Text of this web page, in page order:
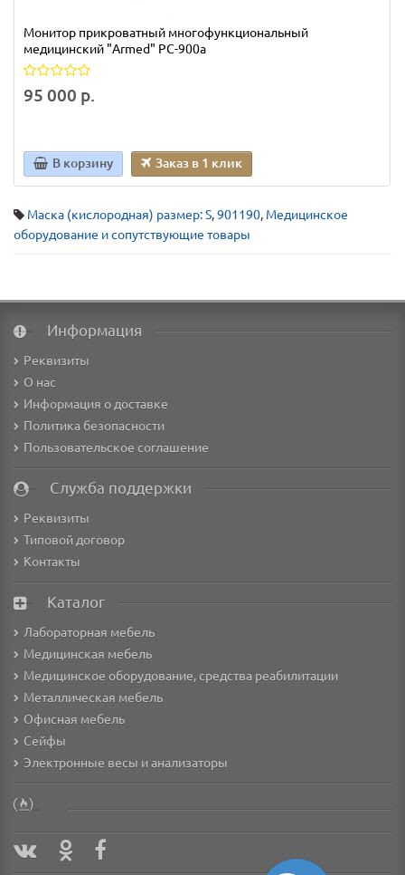
Монитор прикроватный многофункциональный
медицинский "Armed" PC-900a
95 000 р.
В корзину Заказ в 1 клик
Маска (кислородная) размер: S,901190, Медицинское
оборудование и сопутствующие товары
Информация
Реквизиты
О нас
Информация о доставке
Политика безопасности
Пользовательское соглашение
Служба поддержки
Реквизиты
Типовой договор
Контакты
Каталог
Лабораторная мебель
Медицинская мебель
Медицинское оборудование, средства реабилитации
Металлическая мебель
Офисная мебель
Сейфы
Электронные весы и анализаторы